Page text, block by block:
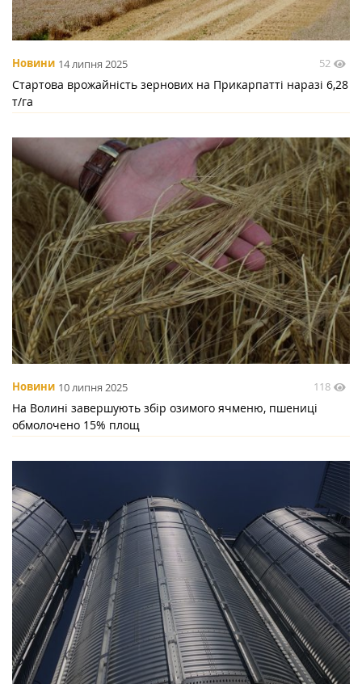
Новини 14 липня 2025 52
Стартова врожайність зернових на Прикарпатті наразі 6,28
т/га
Новини 10 липня 2025 118
На Волині завершують збір озимого ячменю, пшениці
обмолочено 15% площ